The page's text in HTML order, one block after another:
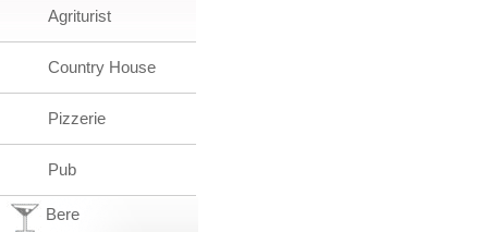
Agriturist
Country House
Pizzerie
Pub
Bere